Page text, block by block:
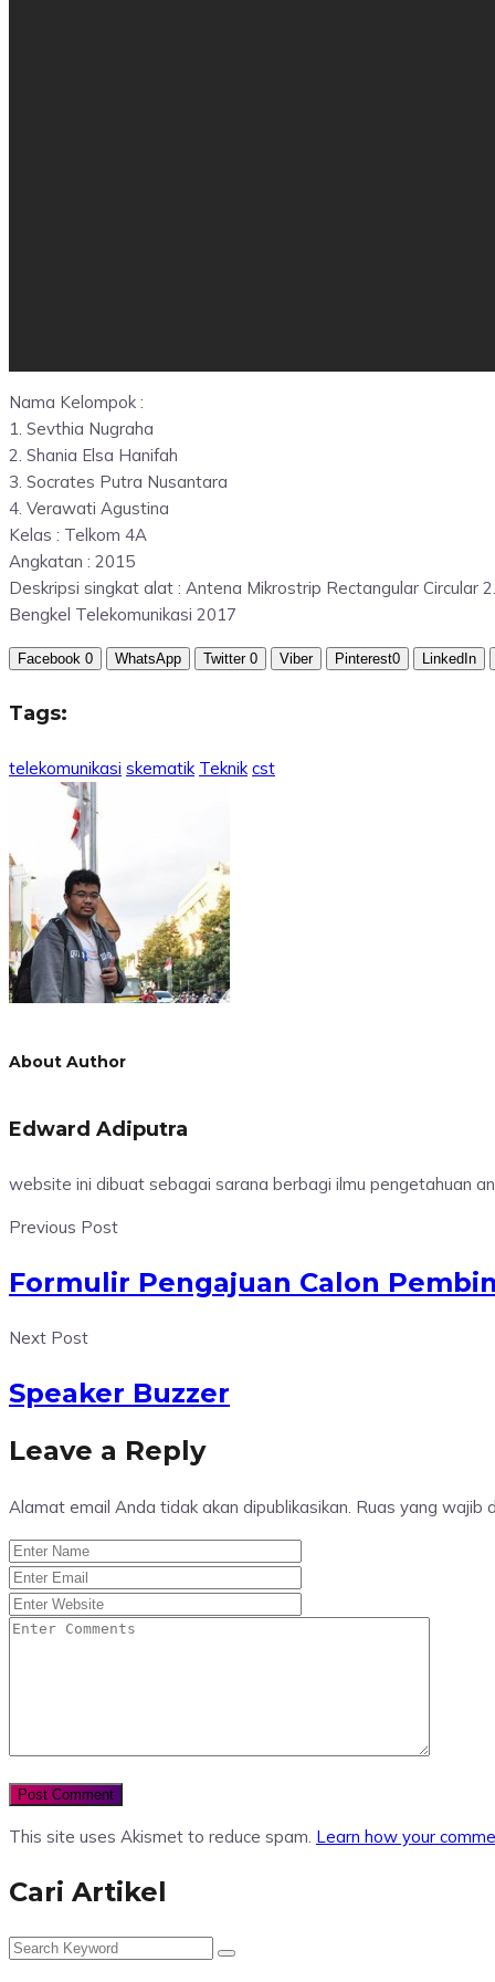
Nama Kelompok :
1. Sevthia Nugraha
2. Shania Elsa Hanifah
3. Socrates Putra Nusantara
4. Verawati Agustina
Kelas : Telkom 4A
Angkatan : 2015
Deskripsi singkat alat : Antena Mikrostrip Rectangular Circular
Bengkel Telekomunikasi 2017
Facebook 0 WhatsApp Twitter 0 Viber Pinterest0 LinkedIn
Tags:
telekomunikasi skematik Teknik cst
About Author
Edward Adiputra
website ini dibuat sebagai sarana berbagi ilmu pengetahuan
Previous Post
Formulir Pengajuan Calon
Next Post
Speaker Buzzer
Leave a Reply
Alamat email Anda tidak akan dipublikasikan. Ruas yang wajib
This site uses Akismet to reduce spam. Learn how your
Cari Artikel